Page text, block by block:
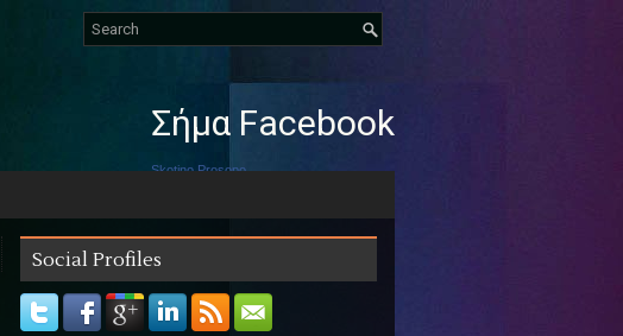
Σήμα Facebook
Skotino Prosopo
Social Profiles